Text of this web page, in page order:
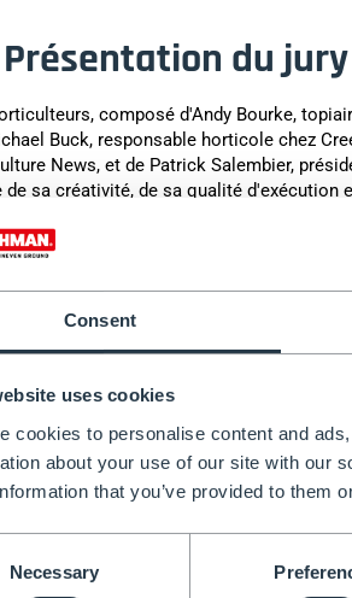
Consent
uses cookies
cookies to personalise content and
about your use of our site with our
that you’ve provided to them
Necessary
Présentation du jury
composé d'Andy Bourke,
Buck, responsable horticole chez
News, et de Patrick Salembier,
de sa créativité, de sa qualité d'exécution